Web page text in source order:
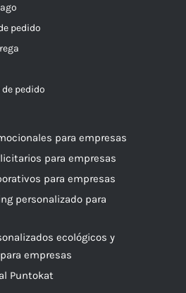
pedido
pedido
para empresas
para empresas
para empresas
personalizado para
ecológicos y
empresas
Puntokat